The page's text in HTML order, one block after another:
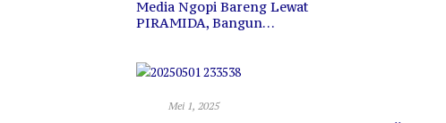
Media Ngopi Bareng Lewat
PIRAMIDA, Bangun
Mei 1, 2025